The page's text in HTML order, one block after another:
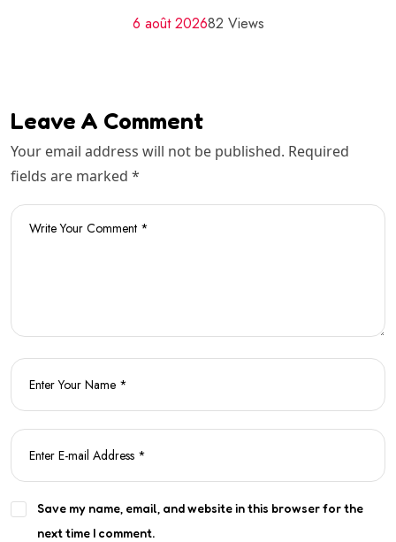
6 août 202682 Views
Leave A Comment
Your email address will not be published. Required
fields are marked *
Save my name, email, and website in this browser for the
next time I comment.